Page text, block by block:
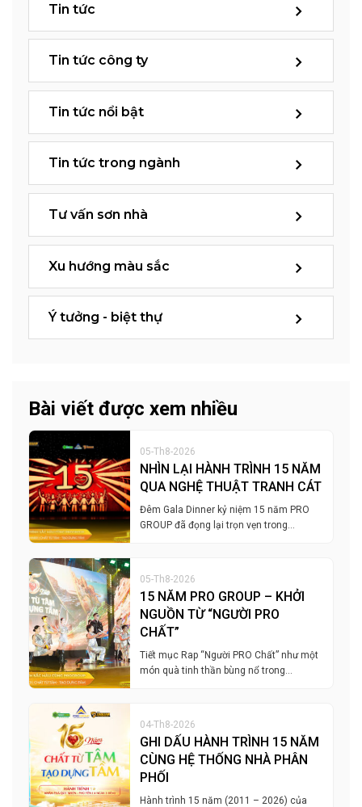
Tin tức
Tin tức công ty
Tin tức nổi bật
Tin tức trong ngành
Tư vấn sơn nhà
Xu hướng màu sắc
Ý tưởng - biệt thự
Bài viết được xem nhiều
05-Th8-2026
NHÌN LẠI HÀNH TRÌNH 15 NĂM
QUA NGHỆ THUẬT TRANH CÁT
Đêm Gala Dinner kỷ niệm 15 năm PRO
GROUP đã đọng lại trọn vẹn trong…
05-Th8-2026
15 NĂM PRO GROUP – KHỞI
NGUỒN TỪ “NGƯỜI PRO
CHẤT”
Tiết mục Rap “Người PRO Chất” như một
món quà tinh thần bùng nổ trong…
04-Th8-2026
GHI DẤU HÀNH TRÌNH 15 NĂM
CÙNG HỆ THỐNG NHÀ PHÂN
PHỐI
Hành trình 15 năm (2011 – 2026) của